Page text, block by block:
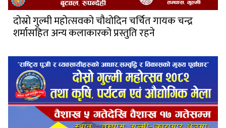
दोस्रो गुल्मी महोत्सवको चौथोदिन चर्चित गायक चन्द्र
शर्मासहित अन्य कलाकारको प्रस्तुति रहने